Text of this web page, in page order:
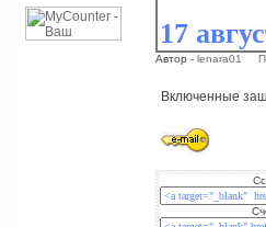
Автор - lenara01
Включенные